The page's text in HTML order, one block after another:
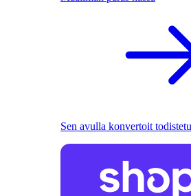
Sen avulla konvertoit